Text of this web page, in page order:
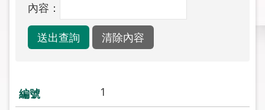
報
導
圖
內容：
1